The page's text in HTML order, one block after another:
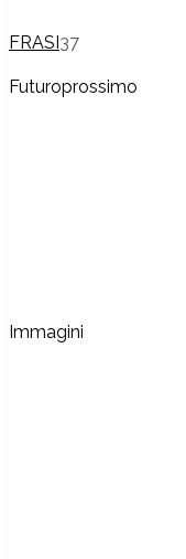
FRASI 37
Futuroprossimo
Immagini